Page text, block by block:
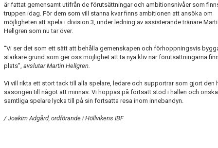
är fattat gemensamt utifrån de förutsättningar och ambitionsnivåer som
truppen idag. För dem som vill stanna kvar finns ambitionen att ansöka om
möjligheten att spela i division 3, under ledning av assisterande tränare
Hellgren som nu tar över.
“Vi ser det som ett sätt att behålla gemenskapen och förhoppningsvis
starkare grund som ger oss möjlighet att ta nya kliv när förutsättningarna
plats”, avslutar Martin Hellgren.
Vi vill rikta ett stort tack till alla spelare, ledare och supportrar som gjort den
säsongen till något att minnas. Vi hoppas på fortsatt stöd i hallen och
samtliga spelare lycka till på sin fortsatta resa inom innebandyn.
/ Joakim Adgård, ordförande i Höllvikens IBF